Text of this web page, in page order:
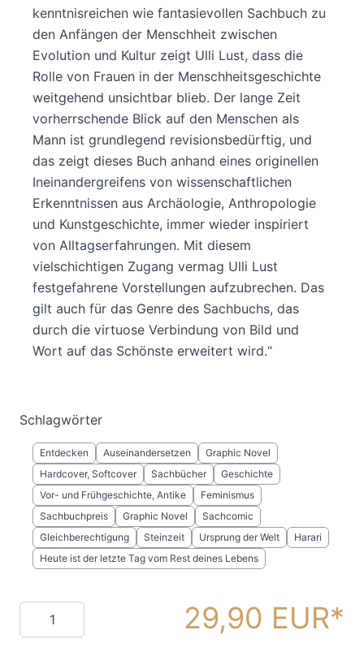
kenntnisreichen wie fantasievollen Sachbuch zu
den Anfängen der Menschheit zwischen
Evolution und Kultur zeigt Ulli Lust, dass die
Rolle von Frauen in der Menschheitsgeschichte
weitgehend unsichtbar blieb. Der lange Zeit
vorherrschende Blick auf den Menschen als
Mann ist grundlegend revisionsbedürftig, und
das zeigt dieses Buch anhand eines originellen
Ineinandergreifens von wissenschaftlichen
Erkenntnissen aus Archäologie, Anthropologie
und Kunstgeschichte, immer wieder inspiriert
von Alltagserfahrungen. Mit diesem
vielschichtigen Zugang vermag Ulli Lust
festgefahrene Vorstellungen aufzubrechen. Das
gilt auch für das Genre des Sachbuchs, das
durch die virtuose Verbindung von Bild und
Wort auf das Schönste erweitert wird.“
Schlagwörter
Entdecken Auseinandersetzen
Graphic Novel
Hardcover, Softcover
Sachbücher
Geschichte
Vor- und Frühgeschichte, Antike
Feminismus
Sachbuchpreis
Graphic Novel
Sachcomic
Gleichberechtigung
Steinzeit Ursprung der Welt
Harari
Heute ist der letzte Tag vom Rest deines Lebens
Menge 29,90 EUR